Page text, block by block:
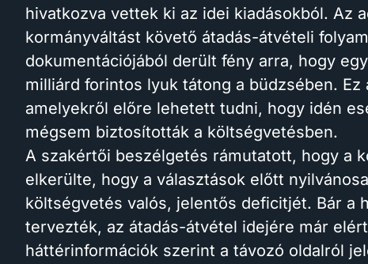
hivatkozva vettek ki az idei kiadásokból. Az
kormányváltást követő átadás-átvételi
dokumentációjából derült fény arra, hogy
milliárd forintos lyuk tátong a büdzsében.
amelyekről előre lehetett tudni, hogy idén
mégsem biztosították a költségvetésben.
A szakértői beszélgetés rámutatott, hogy a
elkerülte, hogy a választások előtt
költségvetés valós, jelentős deficitjét. Bár a
tervezték, az átadás-átvétel idejére már
háttérinformációk szerint a távozó oldalról